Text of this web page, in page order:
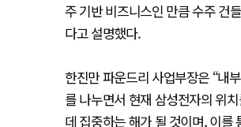
주 기반 비즈니스인 만큼 수주 건
다고 설명했다.
한진만 파운드리 사업부장은 “내
를 나누면서 현재 삼성전자의 위
데 집중하는 해가 될 것이며, 이를